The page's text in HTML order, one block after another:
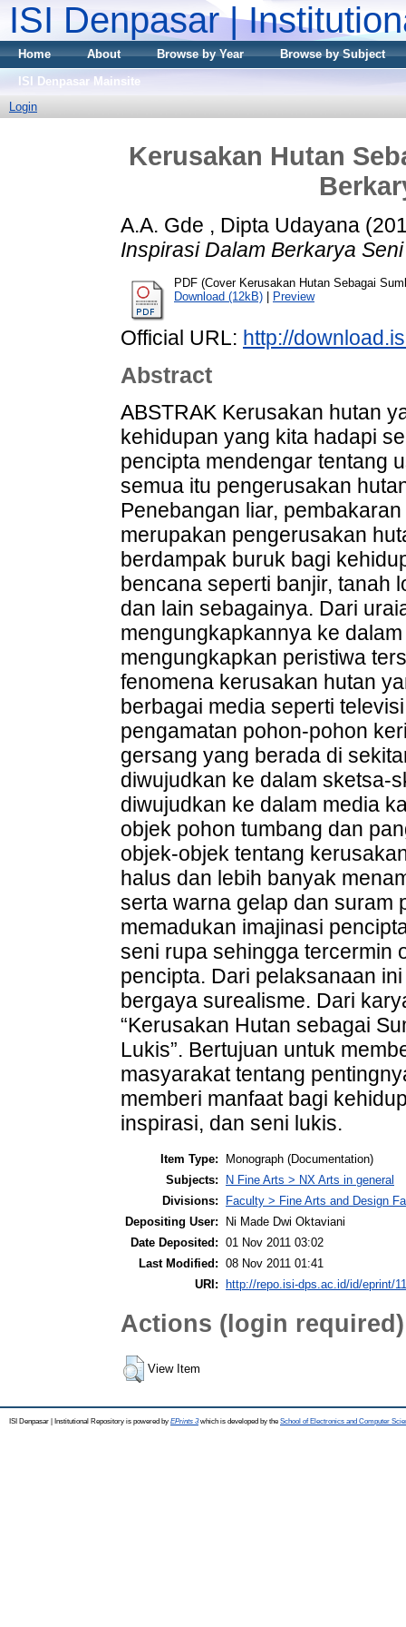
ISI Denpasar |
Home About Browse by Year
Browse by Subject
ISI Denpasar Mainsite
Login
Kerusakan Hutan
A.A. Gde , Dipta Udayana
Inspirasi Dalam Berkarya
PDF (Cover Kerusakan Hutan Sebagai
Download (12kB)
Preview
Official URL: http://
Abstract
ABSTRAK Kerusakan hutan
kehidupan yang kita hadapi
pencipta mendengar tentang
semua itu pengerusakan
Penebangan liar,
merupakan pengerusakan
berdampak buruk bagi
bencana seperti banjir, tanah
dan lain sebagainya. Dari
mengungkapkannya ke
mengungkapkan peristiwa
fenomena kerusakan hutan
berbagai media seperti
pengamatan pohon-pohon
gersang yang berada di
diwujudkan ke dalam sketsa-
diwujudkan ke dalam media
objek pohon tumbang dan
objek-objek tentang
halus dan lebih banyak
serta warna gelap dan suram
memadukan imajinasi
seni rupa sehingga tercermin
pencipta. Dari pelaksanaan
bergaya surealisme. Dari
“Kerusakan Hutan sebagai
Lukis”. Bertujuan untuk
masyarakat tentang
memberi manfaat bagi
inspirasi, dan seni lukis.
Item Type:
Monograph (Documentation)
Subjects:
N Fine Arts > NX Arts in general
Divisions:
Faculty > Fine Arts and Design
Depositing User:
Ni Made Dwi Oktaviani
Date Deposited: 01 Nov 2011 03:02
Last Modified: 08 Nov 2011 01:41
URI:
http://repo.isi-dps.ac.id/id/eprint/
Actions (login required)
View Item
ISI Denpasar | Institutional Repository is powered by EPrints 3which is developed by the School of Electronics and Computer